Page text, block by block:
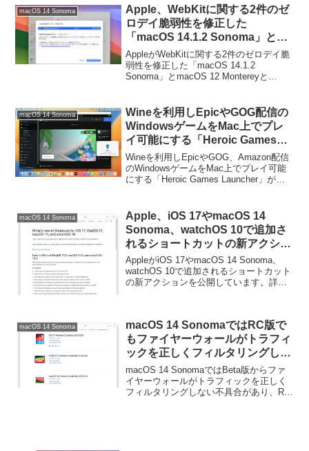
セキュリティサポートを続けている古い
Mac向けにも「macOS 14.7.7 Sonoma
(23H723)」および「macOS 13.7.7
Ventura (22H722)」をリリースしていま
す。
macOS 14 Sonoma
Apple、WebKitに関する2件のゼ
ロデイ脆弱性を修正した
「macOS 14.1.2 Sonoma」と
macOS 12 MontereyとmacOS
13 Ventura向けに「Safari
17.1.2」をリリース。
AppleがWebKitに関する2件のゼロデイ脆
弱性を修正した「macOS 14.1.2
Sonoma」とmacOS 12 Montereyと
以...
macOS 14 Sonoma
Wineを利用しEpicやGOG配信の
WindowsゲームをMac上でプレ
イ可能にする「Heroic Games
Launcher」が、AppleのGPTKを
サポートしDirect 12ゲームの起動
が可能に。
Wineを利用しEpicやGOG、Amazon配信
のWindowsゲームをMac上でプレイ可能
にする「Heroic Games Launcher」が、
macOS 14 Sonoma
Apple、iOS 17やmacOS 14
Sonoma、watchOS 10で追加さ
れるショートカットの新アクショ
ンを公開。macOSではTime
Machineの操作やウィンドウの移
動などが可能に。
AppleがiOS 17やmacOS 14 Sonoma、
watchOS 10で追加されるショートカット
の新アクションを公開しています。詳細
macOS 14 Sonoma
macOS 14 SonomaではRC版で
もファイヤーウォールがトラフィ
ックを正しくフィルタリングしな
い不具合があり、VPNや仮想化ア
プリが影響を受けているので注意
を。
macOS 14 SonomaではBeta版からファ
イヤーウォールがトラフィックを正しく
フィルタリングしない不具合があり、RC